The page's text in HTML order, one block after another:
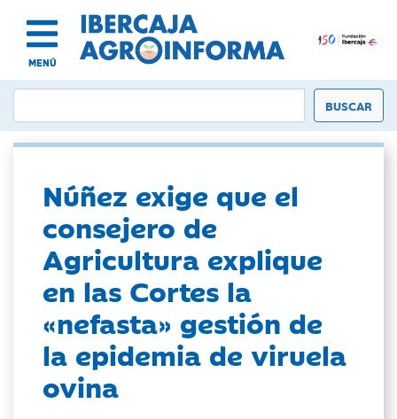
MENÚ
Núñez exige que el
consejero de
Agricultura explique
en las Cortes la
«nefasta» gestión de
la epidemia de viruela
ovina